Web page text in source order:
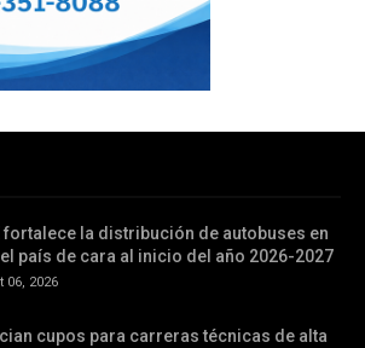
fortalece la distribución de autobuses en
país de cara al inicio del año 2026-2027
06, 2026
cupos para carreras técnicas de alta